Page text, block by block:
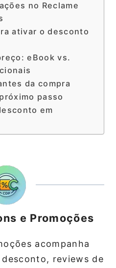
no Reclame
ativar o desconto
eBook vs.
da compra
passo
em
e Promoções
acompanha
reviews de